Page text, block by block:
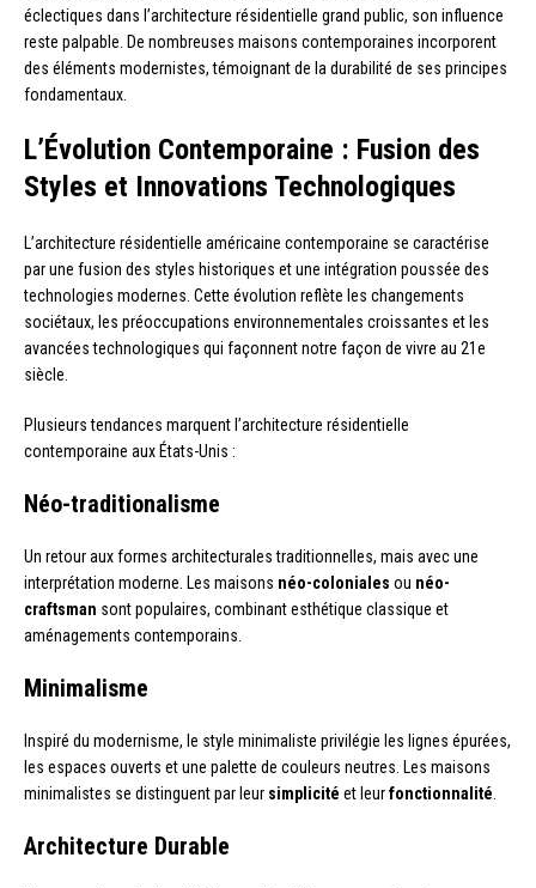
éclectiques dans l’architecture résidentielle grand public, son influence
reste palpable. De nombreuses maisons contemporaines incorporent
des éléments modernistes, témoignant de la durabilité de ses principes
fondamentaux.
L’Évolution Contemporaine : Fusion des
Styles et Innovations Technologiques
L’architecture résidentielle américaine contemporaine se caractérise
par une fusion des styles historiques et une intégration poussée des
technologies modernes. Cette évolution reflète les changements
sociétaux, les préoccupations environnementales croissantes et les
avancées technologiques qui façonnent notre façon de vivre au 21e
siècle.
Plusieurs tendances marquent l’architecture résidentielle
contemporaine aux États-Unis :
Néo-traditionalisme
Un retour aux formes architecturales traditionnelles, mais avec une
interprétation moderne. Les maisons néo-coloniales ou néo-
craftsman sont populaires, combinant esthétique classique et
aménagements contemporains.
Minimalisme
Inspiré du modernisme, le style minimaliste privilégie les lignes épurées,
les espaces ouverts et une palette de couleurs neutres. Les maisons
minimalistes se distinguent par leur simplicité et leurfonctionnalité
Architecture Durable